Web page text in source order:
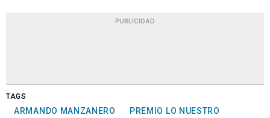
PUBLICIDAD
TAGS
ARMANDO MANZANERO PREMIO LO NUESTRO